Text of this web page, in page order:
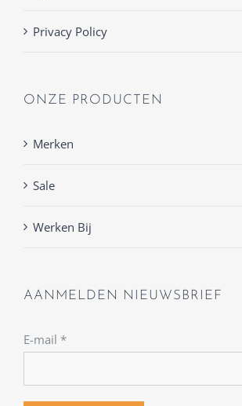
Privacy Policy
ONZE PRODUCTEN
Merken
Sale
Werken Bij
AANMELDEN NIEUWSBRIEF
E-mail *